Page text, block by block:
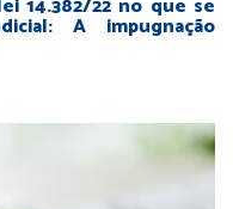
A impugnação